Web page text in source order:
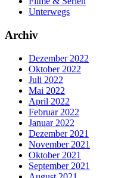
Unterwegs
Archiv
Dezember 2022
Oktober 2022
Juli 2022
Mai 2022
April 2022
Februar 2022
Januar 2022
Dezember 2021
November 2021
Oktober 2021
September 2021